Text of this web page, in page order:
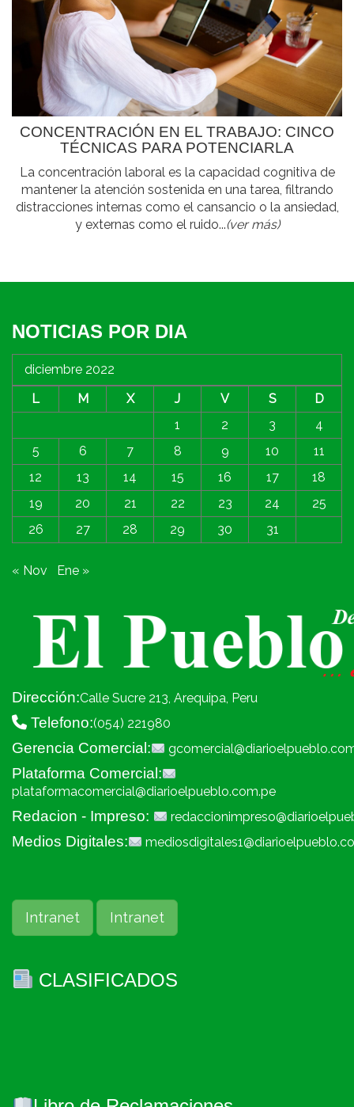
CONCENTRACIÓN EN EL TRABAJO: CINCO
TÉCNICAS PARA POTENCIARLA
La concentración laboral es la capacidad cognitiva de
mantener la atención sostenida en una tarea, filtrando
distracciones internas como el cansancio o la ansiedad,
y externas como el ruido...(ver más)
NOTICIAS POR DIA
diciembre 2022
L
M X J V S
D
1
2 3
4
5
6 7 8 9 10
11
12
13 14 15 16 17
18
19
20 21 22 23 24
25
26
27 28 29 30 31
« Nov Ene »
Dirección:Calle Sucre 213, Arequipa, Peru
Telefono:(054) 221980
Gerencia Comercial:
Plataforma Comercial:
plataformacomercial@diarioelpueblo.com.pe
Redacion - Impreso:
Medios Digitales:
Intranet Intranet
CLASIFICADOS